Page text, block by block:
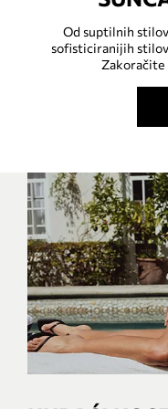
Od suptilnih
sofisticiranijih
Zakoračite